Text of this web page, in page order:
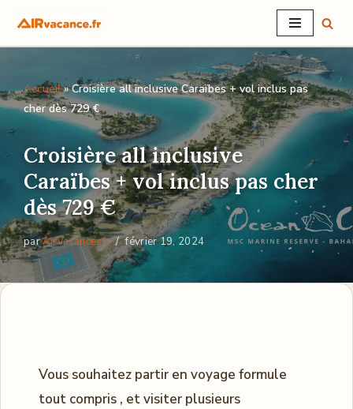
Aller
contenu
Accueil»Croisière all inclusive Caraïbes + vol inclus pas
cher dès 729 €
Croisière all inclusive
Caraïbes + vol inclus pas cher
dès 729 €
parAirVacancesfr février 19, 2024
Vous souhaitez partir en voyage formule
tout compris , et visiter plusieurs